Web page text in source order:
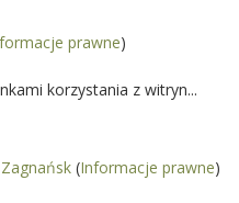
prawne)
korzystania z witryn...
(Informacje prawne)